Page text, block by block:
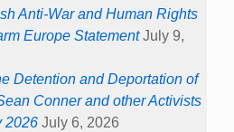
Anti-War and Human Rights
Europe Statement July 9,
Detention and Deportation of
Conner and other Activists
2026 July 6, 2026